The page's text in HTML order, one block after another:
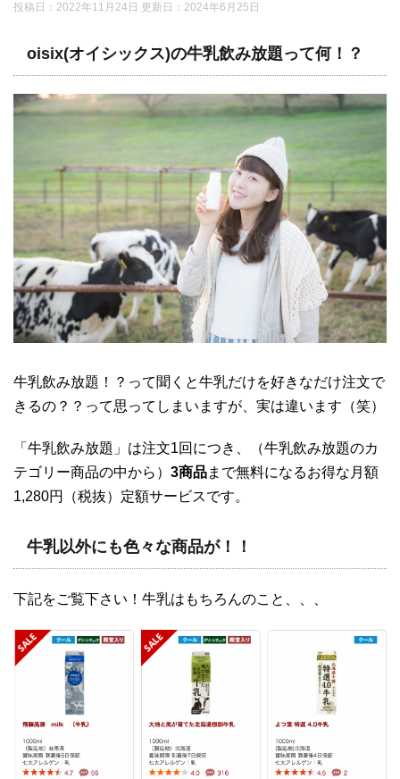
投稿日：2022年11月24日 更新日： 2024年6月25日
oisix(オイシックス)の牛乳飲み放題って何！？
牛乳飲み放題！？って聞くと牛乳だけを好きなだけ注文で
きるの？？って思ってしまいますが、実は違います（笑）
「牛乳飲み放題」は注文1回につき、（牛乳飲み放題のカ
テゴリー商品の中から） 3商品まで無料になるお得な月額
1,280円（税抜）定額サービスです。
牛乳以外にも色々な商品が！！
下記をご覧下さい！牛乳はもちろんのこと、、、